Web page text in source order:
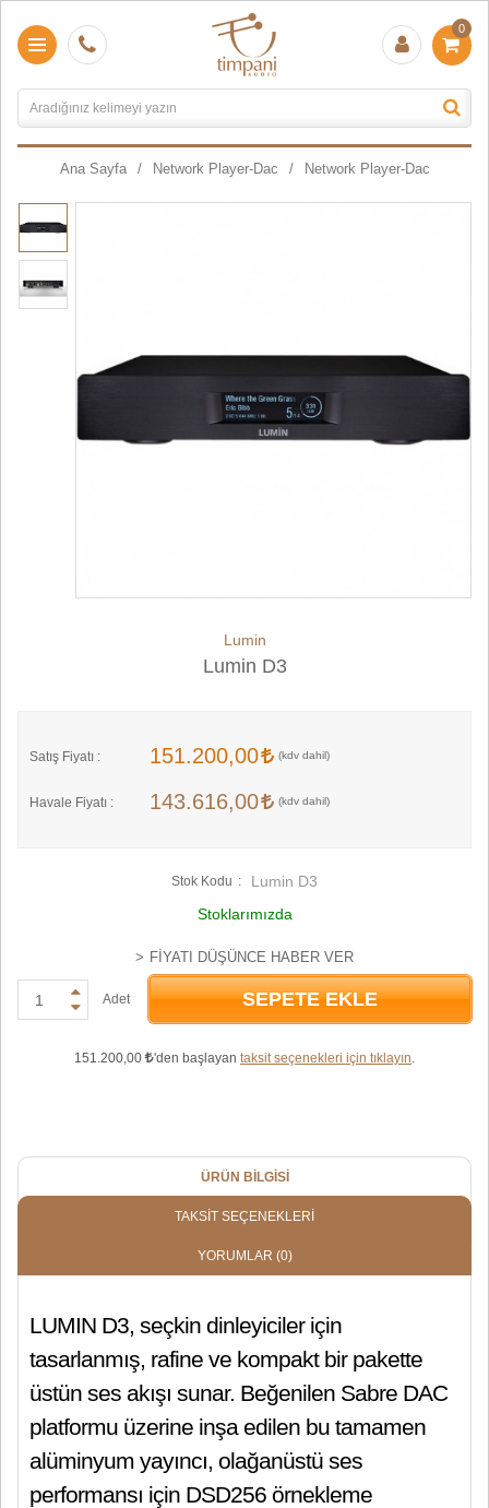
0
Ana Sayfa Network Player-Dac Network Player-Dac
Lumin
Lumin D3
Satış Fiyatı : 151.200,00
Havale Fiyatı : 143.616,00
Stok Kodu
Lumin D3
Stoklarımızda
FIYATI DÜŞÜNCE HABER VER
Adet SEPETE EKLE
151.200,00 'den başlayan taksit seçenekleri için tıklayın.
ÜRÜN BILGISI
TAKSIT SEÇENEKLERI
YORUMLAR (0)
LUMIN D3, seçkin dinleyiciler için
tasarlanmış, rafine ve kompakt bir pakette
üstün ses akışı sunar. Beğenilen Sabre DAC
platformu üzerine inşa edilen bu tamamen
alüminyum yayıncı, olağanüstü ses
performansı için DSD256 örnekleme